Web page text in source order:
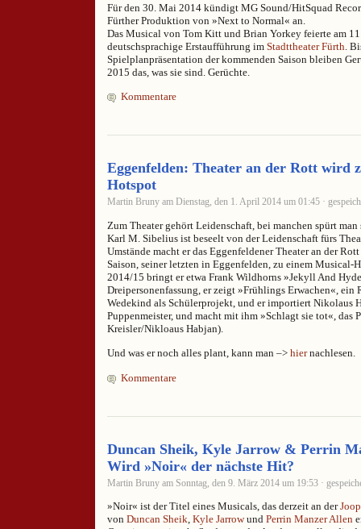
Für den 30. Mai 2014 kündigt MG Sound/HitSquad
Fürther Produktion von »Next to Normal« an.
Das Musical von Tom Kitt und Brian Yorkey feierte am
deutschsprachige Erstaufführung im Stadttheater Fürth .
Spielplanpräsentation der kommenden Saison bleiben
2015 das, was sie sind. Gerüchte.
Kommentare
Eggenfelden: Theater an der Rott wird
Hotspot
Martin Bruny am Dienstag, den 1. April 2014 um 01:45 ·
Zum Theater gehört Leidenschaft, bei manchen spürt
Karl M. Sibelius ist beseelt von der Leidenschaft fürs
Umstände macht er das Eggenfeldener Theater an der
Saison, seiner letzten in Eggenfelden, zu einem Musical-
2014/15 bringt er etwa Frank Wildhorns »Jekyll And
Dreipersonenfassung, er zeigt »Frühlings Erwachen«, ein
Wedekind als Schülerprojekt, und er importiert Nikolaus
Puppenmeister, und macht mit ihm »Schlagt sie tot«, das
Kreisler/Nikloaus Habjan).
Und was er noch alles plant, kann man –> hiernachlesen.
Kommentare
Duncan Sheik, Kyle Jarrow & Perrin
Wird »Noir« der nächste Hit?
Martin Bruny am Sonntag, den 9. März 2014 um 19:53 ·
»Noir« ist der Titel eines Musicals, das derzeit an der
von Duncan Sheik, Kyle Jarrowund Perrin Manzer Allen